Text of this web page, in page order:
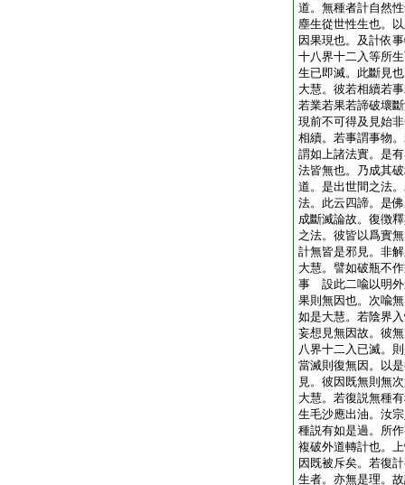
道。無種者計自然
塵生從世性生也。
因果現也。及計依
十八界十二入等所
生已即滅。此斷見也
大慧。彼若相續若
若業若果若諦破壞
現前不可得及見始
相續。若事謂事物
謂如上諸法實。是
法皆無也。乃成其
道。是出世間之法
法。此云四諦。是
成斷滅論故。復徴
之法。彼皆以爲實
計無皆是邪見。非
大慧。譬如破瓶不
事 設此二喩以明外
果則無因也。次喩
如是大慧。若陰界
妄想見無因故。彼
八界十二入已滅。
當滅則復無因。以
見。彼因既無則無
大慧。若復説無種
生毛沙應出油。汝
種説有如是過。所
複破外道轉計也。
因既被斥矣。若復
生者。亦無是理。